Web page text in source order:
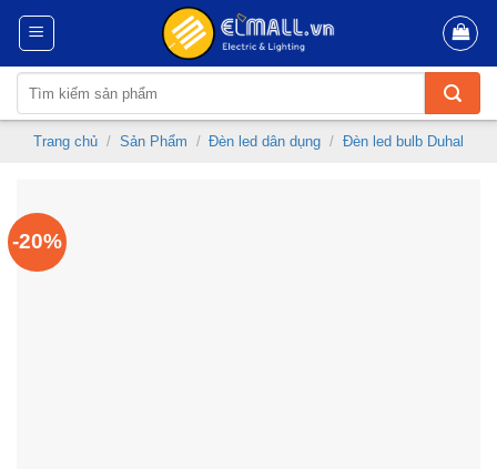
Skip
content
kiếm:
Trang chủ / Sản Phẩm / Đèn led dân dụng / Đèn led bulb Duhal
-20%